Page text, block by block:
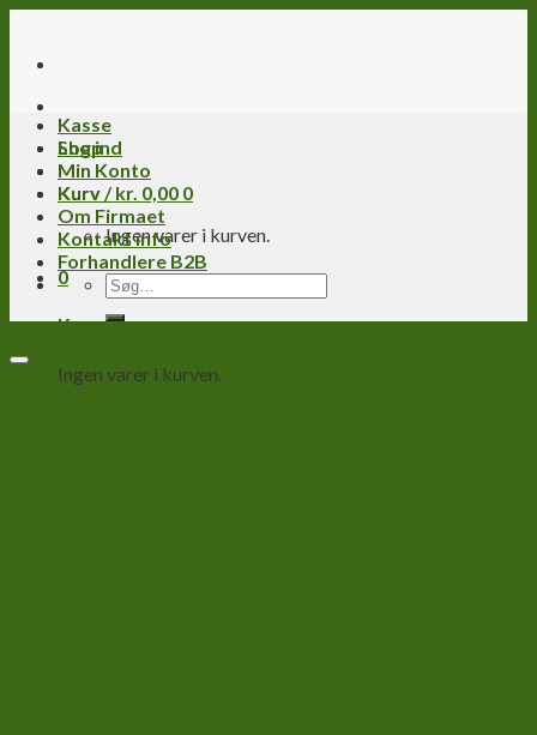
content
Log ind
Kurv /kr. 0,00 0
Ingen varer i kurven.
0
Kurv
Ingen varer i kurven.
Kasse
Shop
Min Konto
Kurv
Om Firmaet
Kontakt info
Forhandlere B2B
Søg
efter: